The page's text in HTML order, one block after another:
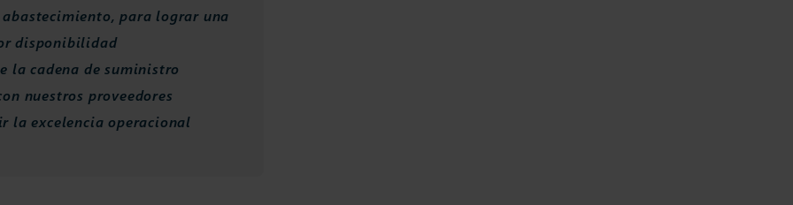
para lograr una
disponibilidad
la cadena de suministro
nuestros proveedores
la excelencia operacional